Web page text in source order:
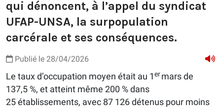
qui dénoncent, à l’appel du syndicat
UFAP-UNSA, la surpopulation
carcérale et ses conséquences.
Publié le 28/04/2026
Le taux d’occupation moyen était au 1ermars de
137,5 %, et atteint même 200 % dans
25 établissements, avec 87 126 détenus pour moins